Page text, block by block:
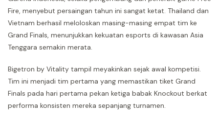
Fire, menyebut persaingan tahun ini sangat ketat. Thailand dan
Vietnam berhasil meloloskan masing-masing empat tim ke
Grand Finals, menunjukkan kekuatan esports di kawasan Asia
Tenggara semakin merata.
Bigetron by Vitality tampil meyakinkan sejak awal kompetisi.
Tim ini menjadi tim pertama yang memastikan tiket Grand
Finals pada hari pertama pekan ketiga babak Knockout berkat
performa konsisten mereka sepanjang turnamen.